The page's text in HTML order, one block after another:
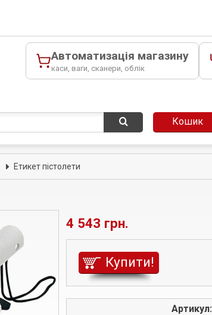
Автоматизація магазину
каси, ваги, сканери, облік
Кошик
Етикет пістолети
4 543 грн.
Купити!
Артикул: